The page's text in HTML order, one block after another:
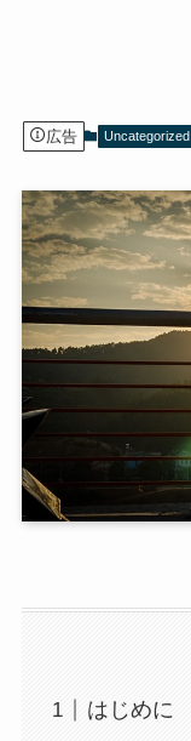
広告 Uncategorized
はじめに